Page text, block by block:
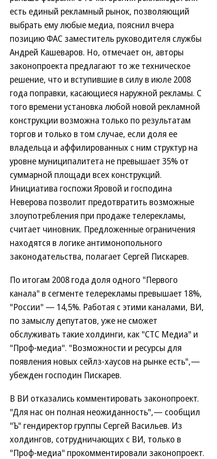
есть единый рекламный рынок, позволяющий
выбрать ему любые медиа, пояснил вчера
позицию ФАС заместитель руководителя службы
Андрей Кашеваров. Но, отмечает он, авторы
законопроекта предлагают то же техническое
решение, что и вступившие в силу в июле 2008
года поправки, касающиеся наружной рекламы. С
того времени установка любой новой рекламной
конструкции возможна только по результатам
торгов и только в том случае, если доля ее
владельца и аффилированных с ним структур на
уровне муниципалитета не превышает 35% от
суммарной площади всех конструкций.
Инициатива госпожи Яровой и господина
Неверова позволит предотвратить возможные
злоупотребления при продаже телерекламы,
считает чиновник. Предложенные ограничения
находятся в логике антимонопольного
законодательства, полагает Сергей Пискарев.
По итогам 2008 года доля одного "Первого
канала" в сегменте телерекламы превышает 18%,
"России" — 14,5%. Работая с этими каналами, ВИ,
по замыслу депутатов, уже не сможет
обслуживать такие холдинги, как "СТС Медиа" и
"Проф-медиа". "Возможности и ресурсы для
появления новых сейлз-хаусов на рынке есть",—
убежден господин Пискарев.
В ВИ отказались комментировать законопроект.
"Для нас он полная неожиданность",— сообщил
"Ъ" гендиректор группы Сергей Васильев. Из
холдингов, сотрудничающих с ВИ, только в
"Проф-медиа" прокомментировали законопроект.